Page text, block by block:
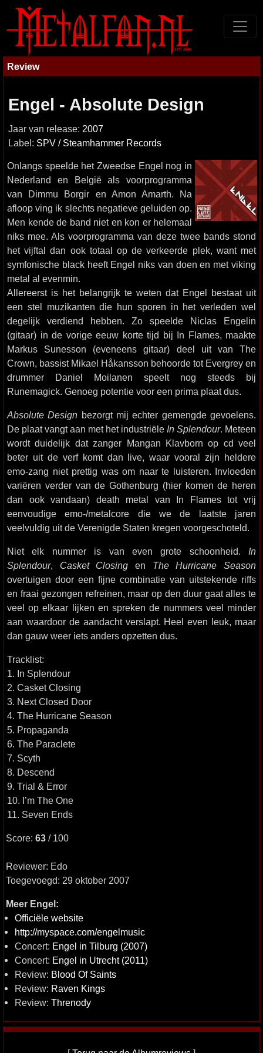
Review
Engel - Absolute Design
Jaar van release: 2007
Label: SPV / Steamhammer Records
Onlangs speelde het Zweedse Engel nog in
Nederland en België als voorprogramma
van Dimmu Borgir en Amon Amarth. Na
afloop ving ik slechts negatieve geluiden op.
Men kende de band niet en kon er helemaal
niks mee. Als voorprogramma van deze twee bands stond
het vijftal dan ook totaal op de verkeerde plek, want met
symfonische black heeft Engel niks van doen en met viking
metal al evenmin.
Allereerst is het belangrijk te weten dat Engel bestaat uit
een stel muzikanten die hun sporen in het verleden wel
degelijk verdiend hebben. Zo speelde Niclas Engelin
(gitaar) in de vorige eeuw korte tijd bij In Flames, maakte
Markus Sunesson (eveneens gitaar) deel uit van The
Crown, bassist Mikael Håkansson behoorde tot Evergrey en
drummer Daniel Moilanen speelt nog steeds bij
Runemagick. Genoeg potentie voor een prima plaat dus.
Absolute Design bezorgt mij echter gemengde gevoelens.
De plaat vangt aan met het industriële In Splendour. Meteen
wordt duidelijk dat zanger Mangan Klavborn op cd veel
beter uit de verf komt dan live, waar vooral zijn heldere
emo-zang niet prettig was om naar te luisteren. Invloeden
variëren verder van de Gothenburg (hier komen de heren
dan ook vandaan) death metal van In Flames tot vrij
eenvoudige emo-/metalcore die we de laatste jaren
veelvuldig uit de Verenigde Staten kregen voorgeschoteld.
Niet elk nummer is van even grote schoonheid. In
Splendour, Casket Closing en The Hurricane Season
overtuigen door een fijne combinatie van uitstekende riffs
en fraai gezongen refreinen, maar op den duur gaat alles te
veel op elkaar lijken en spreken de nummers veel minder
aan waardoor de aandacht verslapt. Heel even leuk, maar
dan gauw weer iets anders opzetten dus.
Tracklist:
1. In Splendour
2. Casket Closing
3. Next Closed Door
4. The Hurricane Season
5. Propaganda
6. The Paraclete
7. Scyth
8. Descend
9. Trial & Error
10. I’m The One
11. Seven Ends
Score: 63 / 100
Reviewer: Edo
Toegevoegd: 29 oktober 2007
Meer Engel:
Officiële website
http://myspace.com/engelmusic
Concert: Engel in Tilburg (2007)
Concert: Engel in Utrecht (2011)
Review: Blood Of Saints
Review: Raven Kings
Review: Threnody